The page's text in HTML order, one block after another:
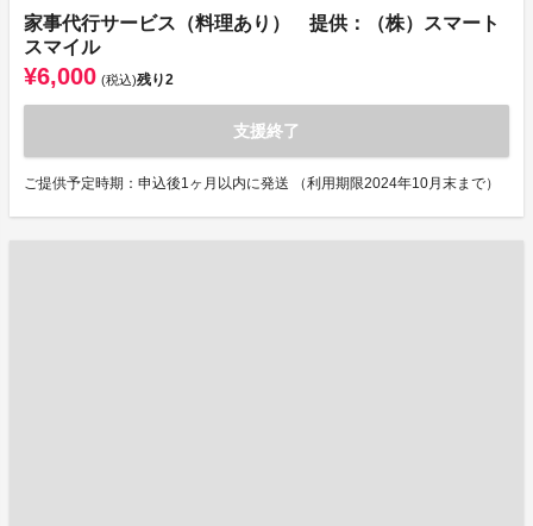
家事代行サービス（料理あり） 提供：（株）スマート
スマイル
¥6,000 (税込)残り2
支援終了
ご提供予定時期：申込後1ヶ月以内に発送 （利用期限2024年10月末まで）